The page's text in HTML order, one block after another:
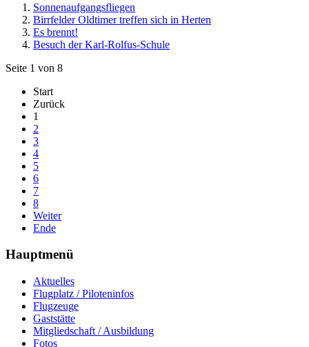
Sonnenaufgangsfliegen
Birrfelder Oldtimer treffen sich in Herten
Es brennt!
Besuch der Karl-Rolfus-Schule
Seite 1 von 8
Start
Zurück
1
2
3
4
5
6
7
8
Weiter
Ende
Hauptmenü
Aktuelles
Flugplatz / Piloteninfos
Flugzeuge
Gaststätte
Mitgliedschaft / Ausbildung
Fotos